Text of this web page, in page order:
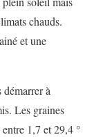
chauds.
et une
à
Les graines
1,7 et 29,4 °